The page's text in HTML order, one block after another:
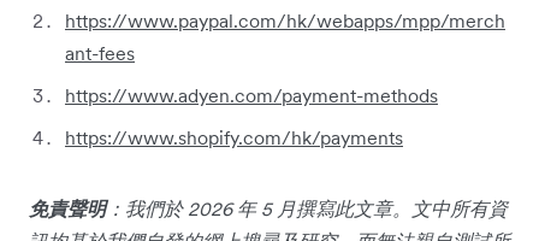
https://www.paypal.com/hk/webapps/mpp/merch
ant-fees
https://www.adyen.com/payment-methods
https://www.shopify.com/hk/payments
免責聲明：我們於 2026 年 5 月撰寫此文章。文中所有資